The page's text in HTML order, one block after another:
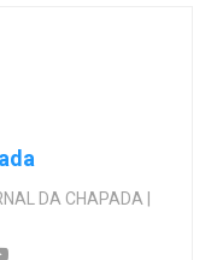
DA CHAPADA |